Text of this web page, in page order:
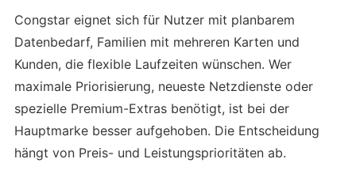
Congstar eignet sich für Nutzer mit planbarem
Datenbedarf, Familien mit mehreren Karten und
Kunden, die flexible Laufzeiten wünschen. Wer
maximale Priorisierung, neueste Netzdienste oder
spezielle Premium-Extras benötigt, ist bei der
Hauptmarke besser aufgehoben. Die Entscheidung
hängt von Preis- und Leistungsprioritäten ab.